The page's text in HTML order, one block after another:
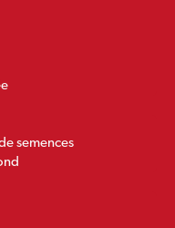
semences